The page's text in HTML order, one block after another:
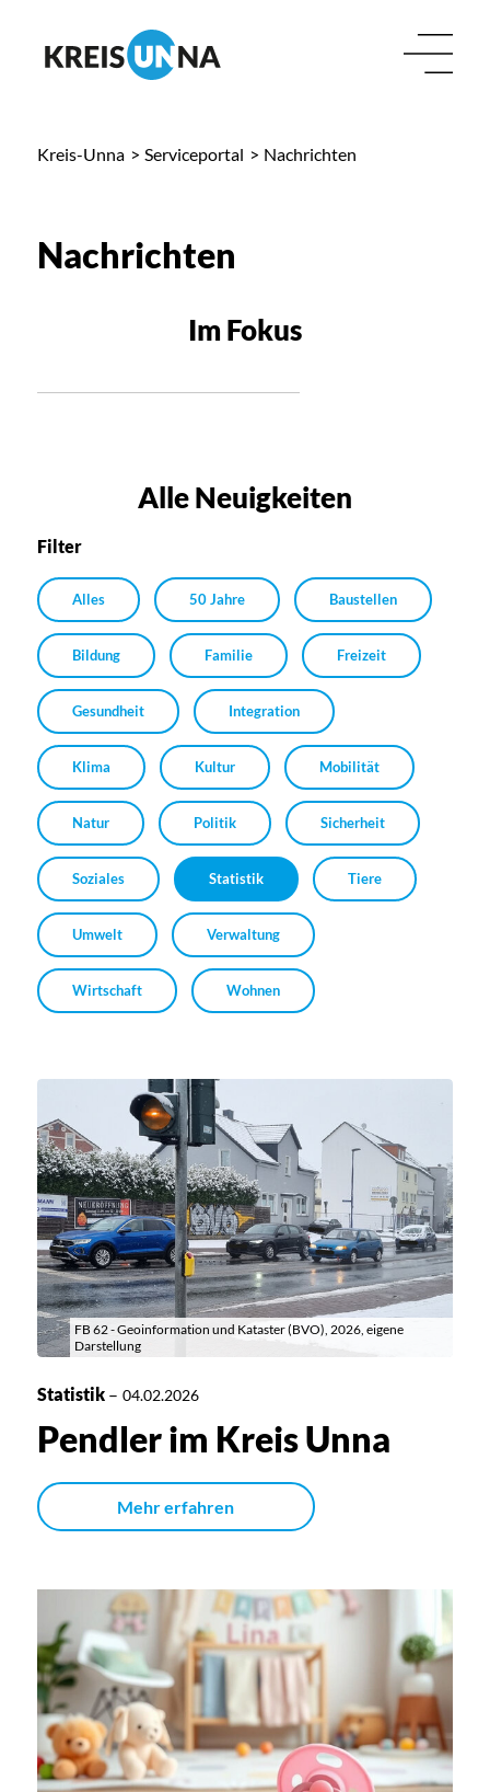
Kreis-Unna > Serviceportal > Nachrichten
Nachrichten
Im Fokus
Alle Neuigkeiten
Filter
Alles 50 Jahre Baustellen
Bildung Familie Freizeit
Gesundheit Integration
Klima Kultur Mobilität
Natur Politik Sicherheit
Soziales Statistik Tiere
Umwelt Verwaltung
Wirtschaft Wohnen
FB 62 - Geoinformation und Kataster (BVO), 2026, eigene
Darstellung
Statistik– 04.02.2026
Pendler im Kreis Unna
Mehr erfahren